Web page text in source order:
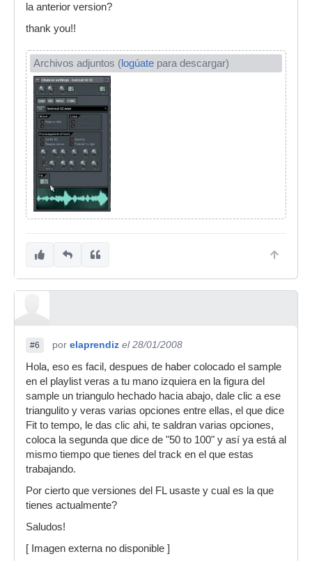
la anterior version?
thank you!!
Archivos adjuntos (logúate para descargar)
#6 por elaprendiz el 28/01/2008
Hola, eso es facil, despues de haber colocado el sample
en el playlist veras a tu mano izquiera en la figura del
sample un triangulo hechado hacia abajo, dale clic a ese
triangulito y veras varias opciones entre ellas, el que dice
Fit to tempo, le das clic ahi, te saldran varias opciones,
coloca la segunda que dice de "50 to 100" y así ya está al
mismo tiempo que tienes del track en el que estas
trabajando.
Por cierto que versiones del FL usaste y cual es la que
tienes actualmente?
Saludos!
[ Imagen externa no disponible ]